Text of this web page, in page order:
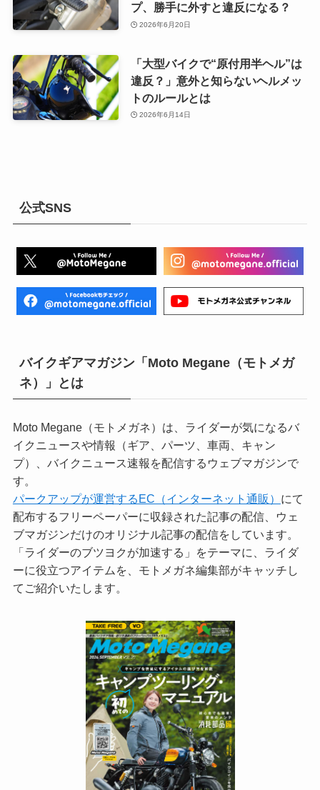
プ、勝手に外すと違反になる？
2026年6月20日
「大型バイクで“原付用半ヘル”は
違反？」意外と知らないヘルメッ
トのルールとは
2026年6月14日
公式SNS
バイクギアマガジン「Moto Megane（モトメガ
ネ）」とは
Moto Megane（モトメガネ）は、ライダーが気になるバ
イクニュースや情報（ギア、パーツ、車両、キャン
プ）、バイクニュース速報を配信するウェブマガジンで
す。
パークアップが運営するEC（インターネット通販） にて
配布するフリーペーパーに収録された記事の配信、ウェ
ブマガジンだけのオリジナル記事の配信をしています。
「ライダーのブツヨクが加速する」をテーマに、ライダ
ーに役立つアイテムを、モトメガネ編集部がキャッチし
てご紹介いたします。